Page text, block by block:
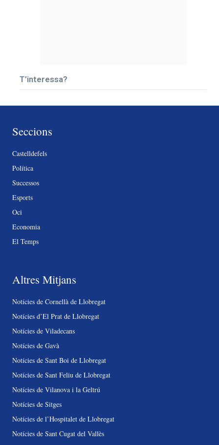
T’interessa?
Seccions
Castelldefels
Política
Successos
Esports
Oci
Economia
El Temps
Altres Mitjans
Notícies de Cornellà de Llobregat
Notícies d’El Prat de Llobregat
Notícies de Viladecans
Notícies de Gavà
Notícies de Sant Boi de Llobregat
Notícies de Sant Feliu de Llobregat
Notícies de Vilanova i la Geltrú
Notícies de Sitges
Notícies de l’Hospitalet de Llobregat
Notícies de Sant Cugat del Vallès